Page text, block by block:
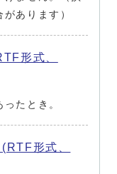
あります）
形式、
たとき。
形式、